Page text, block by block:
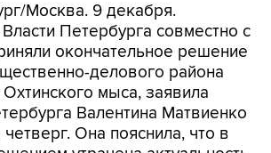
Москва. 9 декабря.
Власти Петербурга совместно с
окончательное решение
делового района
мыса, заявила
Валентина Матвиенко
Она пояснила, что в